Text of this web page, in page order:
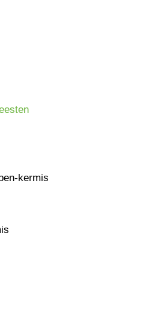
kermis